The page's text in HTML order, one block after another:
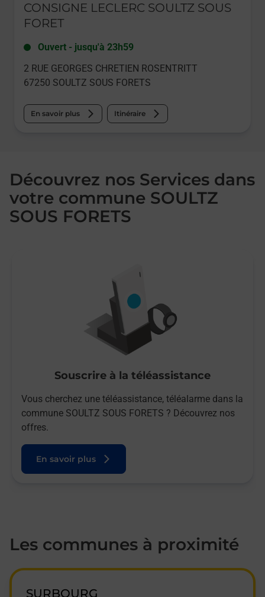
CONSIGNE LECLERC SOULTZ SOUS
FORET
Ouvert - jusqu'à 23h59
2 RUE GEORGES CHRETIEN ROSENTRITT
67250 SOULTZ SOUS FORETS
En savoir plus Itinéraire
Découvrez nos Services dans
votre commune SOULTZ
SOUS FORETS
Souscrire à la téléassistance
Vous cherchez une téléassistance, téléalarme dans la
commune SOULTZ SOUS FORETS ? Découvrez nos
offres.
En savoir plus
Les communes à proximité
SURBOURG